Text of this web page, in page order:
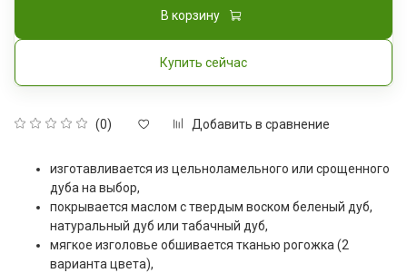
(0) Добавить в сравнение
В корзину
Купить сейчас
изготавливается из цельноламельного или срощенного
дуба на выбор,
покрывается маслом с твердым воском беленый дуб,
натуральный дуб или табачный дуб,
мягкое изголовье обшивается тканью рогожка (2
варианта цвета),